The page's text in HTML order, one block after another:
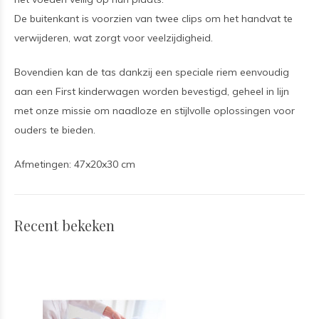
De buitenkant is voorzien van twee clips om het handvat te
verwijderen, wat zorgt voor veelzijdigheid.
Bovendien kan de tas dankzij een speciale riem eenvoudig
aan een First kinderwagen worden bevestigd, geheel in lijn
met onze missie om naadloze en stijlvolle oplossingen voor
ouders te bieden.
Afmetingen: 47x20x30 cm
Recent bekeken